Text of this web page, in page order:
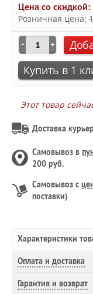
Цена со скидкой:
Розничная цена:
Купить в 1
Этот товар
Доставка
Самовывоз в
200 руб.
Самовывоз с
поставки)
Характеристики
Оплата и доставка
Гарантия и возврат